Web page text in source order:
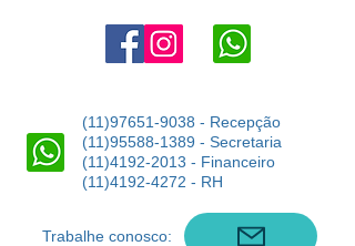
(11)97651-9038 - Recepção
(11)95588-1389 - Secretaria
(11)4192-2013 - Financeiro
(11)4192-4272 - RH
Trabalhe conosco: